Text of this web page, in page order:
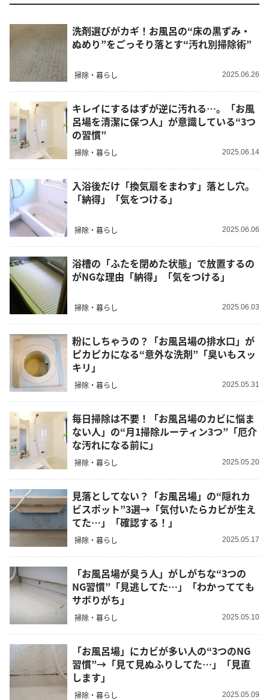
洗剤選びがカギ！お風呂の“床の黒ずみ・
ぬめり”をごっそり落とす“汚れ別掃除術”
掃除・暮らし 2025.06.26
キレイにするはずが逆に汚れる…。「お風
呂場を清潔に保つ人」が意識している“3つ
の習慣”
掃除・暮らし 2025.06.14
入浴後だけ「換気扇をまわす」落とし穴。
「納得」「気をつける」
掃除・暮らし 2025.06.06
浴槽の「ふたを閉めた状態」で放置するの
がNGな理由「納得」「気をつける」
掃除・暮らし 2025.06.03
粉にしちゃうの？「お風呂場の排水口」が
ピカピカになる“意外な洗剤”「臭いもスッ
キリ」
掃除・暮らし 2025.05.31
毎日掃除は不要！「お風呂場のカビに悩ま
ない人」の“月1掃除ルーティン3つ”「厄介
な汚れになる前に」
掃除・暮らし 2025.05.20
見落としてない？「お風呂場」の“隠れカ
ビスポット”3選→「気付いたらカビが生え
てた…」「確認する！」
掃除・暮らし 2025.05.17
「お風呂場が臭う人」がしがちな“3つの
NG習慣”「見逃してた…」「わかってても
サボりがち」
掃除・暮らし 2025.05.10
「お風呂場」にカビが多い人の“3つのNG
習慣”→「見て見ぬふりしてた…」「見直
します」
掃除・暮らし 2025.05.09